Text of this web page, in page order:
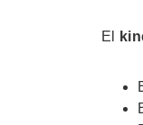
El